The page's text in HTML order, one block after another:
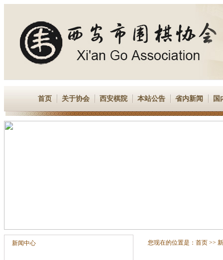
首页 关于协会 西安棋院 本站公告 省内新闻 国
新闻中心 您现在的位置是： 首页 >>